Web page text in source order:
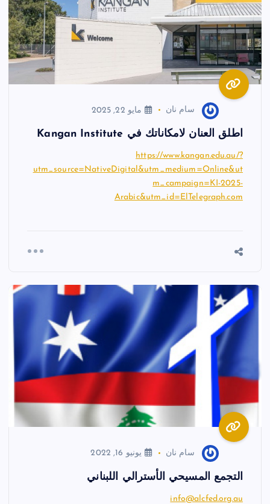
سام نان مايو 22, 2025
اطلق العنان لامكاناتك في Kangan Institute
https://www.kangan.edu.au/?
utm_source=NativeDigital&utm_medium=Online&ut
m_campaign=KI-2025-
Arabic&utm_id=ElTelegraph.com
سام نان يونيو 16, 2022
التجمع المسيحي الأسترالي اللبناني
info@alcfed.org.au